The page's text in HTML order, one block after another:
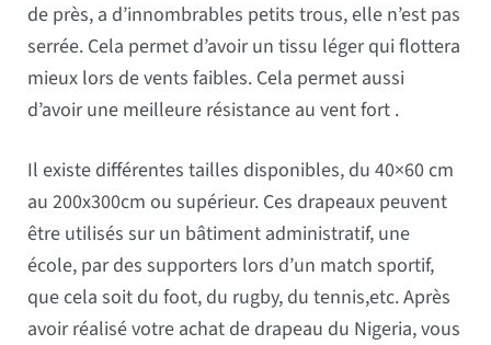
de près, a d’innombrables petits trous, elle n’est pas
serrée. Cela permet d’avoir un tissu léger qui flottera
mieux lors de vents faibles. Cela permet aussi
d’avoir une meilleure résistance au vent fort .
Il existe différentes tailles disponibles, du 40×60 cm
au 200x300cm ou supérieur. Ces drapeaux peuvent
être utilisés sur un bâtiment administratif, une
école, par des supporters lors d’un match sportif,
que cela soit du foot, du rugby, du tennis,etc. Après
avoir réalisé votre achat de drapeau du Nigeria, vous